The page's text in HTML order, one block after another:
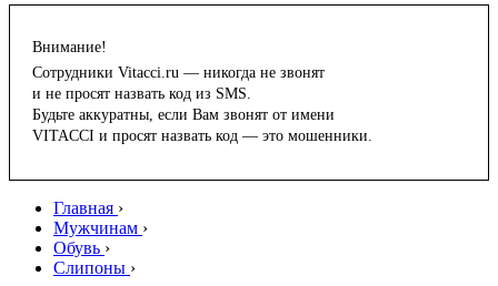
Внимание!
Сотрудники Vitacci.ru — никогда не звонят
и не просят назвать код из SMS.
Будьте аккуратны, если Вам звонят от имени
VITACCI и просят назвать код — это мошенники.
Главная ›
Мужчинам ›
Обувь ›
Слипоны ›